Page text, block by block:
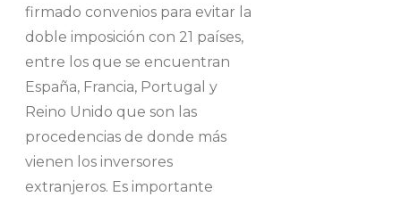
firmado convenios para evitar la
doble imposición con 21 países,
entre los que se encuentran
España, Francia, Portugal y
Reino Unido que son las
procedencias de donde más
vienen los inversores
extranjeros. Es importante